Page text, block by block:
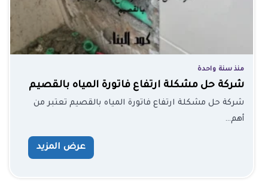
منذ سنة واحدة
شركة حل مشكلة ارتفاع فاتورة المياه بالقصيم
شركة حل مشكلة ارتفاع فاتورة المياه بالقصيم تعتبر من
أهم…
عرض المزيد